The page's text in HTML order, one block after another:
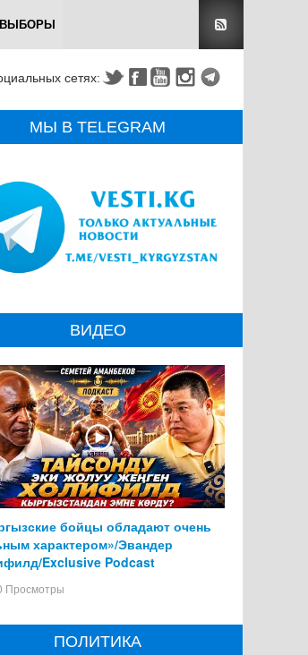
сетях:
МЫ В TELEGRAM
ВИДЕО
бойцы обладают очень
характером»/Эвандер
Exclusive Podcast
Просмотры
ПОЛИТИКА